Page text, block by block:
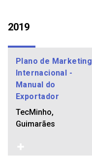
2019
Plano de Marketing
Internacional -
Manual do
Exportador
TecMinho,
Guimarães